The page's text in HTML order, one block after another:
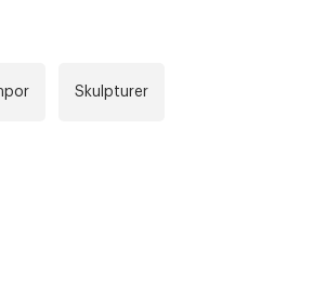
Skulpturer
kunne se